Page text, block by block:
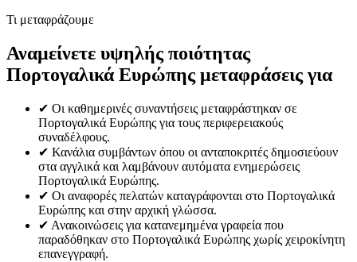
Τι μεταφράζουμε
Αναμείνετε υψηλής ποιότητας
Πορτογαλικά Ευρώπης μεταφράσεις για
✔ Οι καθημερινές συναντήσεις μεταφράστηκαν σε
Πορτογαλικά Ευρώπης για τους περιφερειακούς
συναδέλφους.
✔ Κανάλια συμβάντων όπου οι ανταποκριτές δημοσιεύουν
στα αγγλικά και λαμβάνουν αυτόματα ενημερώσεις
Πορτογαλικά Ευρώπης.
✔ Οι αναφορές πελατών καταγράφονται στο Πορτογαλικά
Ευρώπης και στην αρχική γλώσσα.
✔ Ανακοινώσεις για κατανεμημένα γραφεία που
παραδόθηκαν στο Πορτογαλικά Ευρώπης χωρίς χειροκίνητη
επανεγγραφή.